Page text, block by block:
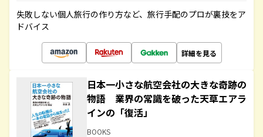
失敗しない個人旅行の作り方など、旅行手配のプロが裏技をア
ドバイス
詳細を見る
日本一小さな航空会社の大きな奇跡の
物語 業界の常識を破った天草エアラ
インの「復活」
BOOKS